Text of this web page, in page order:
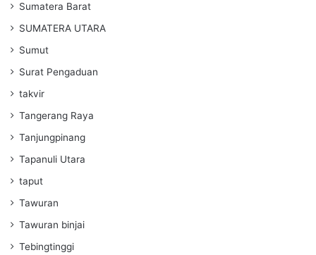
Sumatera Barat
SUMATERA UTARA
Sumut
Surat Pengaduan
takvir
Tangerang Raya
Tanjungpinang
Tapanuli Utara
taput
Tawuran
Tawuran binjai
Tebingtinggi